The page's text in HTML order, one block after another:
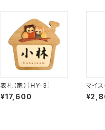
表札（家）［HY-3］
¥17,600
マイ
標準（